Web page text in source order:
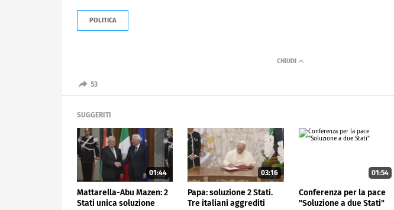
POLITICA
53
SUGGERITI
01:44
Mattarella-Abu Mazen: 2
Stati unica soluzione
03:16
Papa: soluzione 2 Stati.
Tre italiani aggrediti
01:54
Conferenza per la pace
"Soluzione a due Stati"